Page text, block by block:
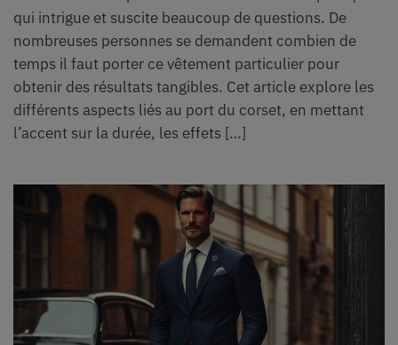
qui intrigue et suscite beaucoup de questions. De
nombreuses personnes se demandent combien de
temps il faut porter ce vêtement particulier pour
obtenir des résultats tangibles. Cet article explore les
différents aspects liés au port du corset, en mettant
l’accent sur la durée, les effets […]